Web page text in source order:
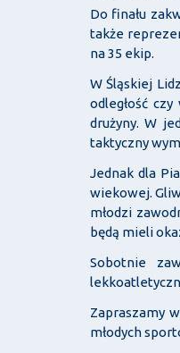
Do finału
także
na 35 ekip.
W Śląskiej
odległość
drużyny. W
taktyczny
Jednak dla
wiekowej.
młodzi
będą mieli
Sobotnie
Zapraszamy
młodych